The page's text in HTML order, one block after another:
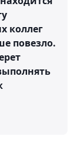
коллег
повезло.